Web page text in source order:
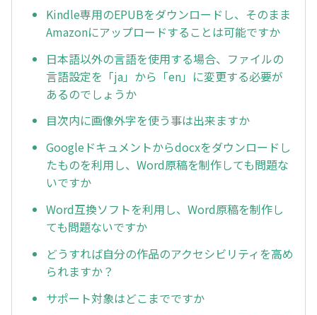
Kindle専用のEPUBをダウンロードし、そのまま
Amazonにアップロードすることは可能ですか
日本語以外の言語を使用する場合、ファイルの
言語設定を「ja」から「en」に変更する必要が
あるのでしょうか
目次内に画像外字を使う事は出来ますか
Googleドキュメントからdocxをダウンロードし
たものを利用し、Word原稿を制作しても問題な
いですか
Word互換ソフトを利用し、Word原稿を制作し
ても問題ないですか
どうすれば自分の作品のアクセシビリティを高め
られますか？
サポート対象はどこまでですか